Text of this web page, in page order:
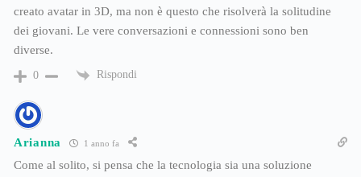
creato avatar in 3D, ma non è questo che risolverà la solitudine
dei giovani. Le vere conversazioni e connessioni sono ben
diverse.
0 Rispondi
Arianna 1 anno fa
Come al solito, si pensa che la tecnologia sia una soluzione